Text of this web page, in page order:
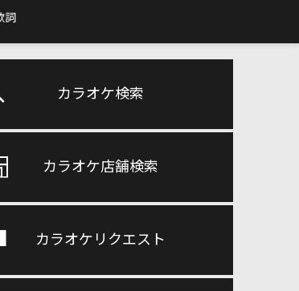
詞
カラオケ検索
カラオケ店舗検索
カラオケリクエスト